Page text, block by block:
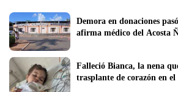
Demora en donaciones
afirma médico del Acosta
Falleció Bianca, la nena
trasplante de corazón en